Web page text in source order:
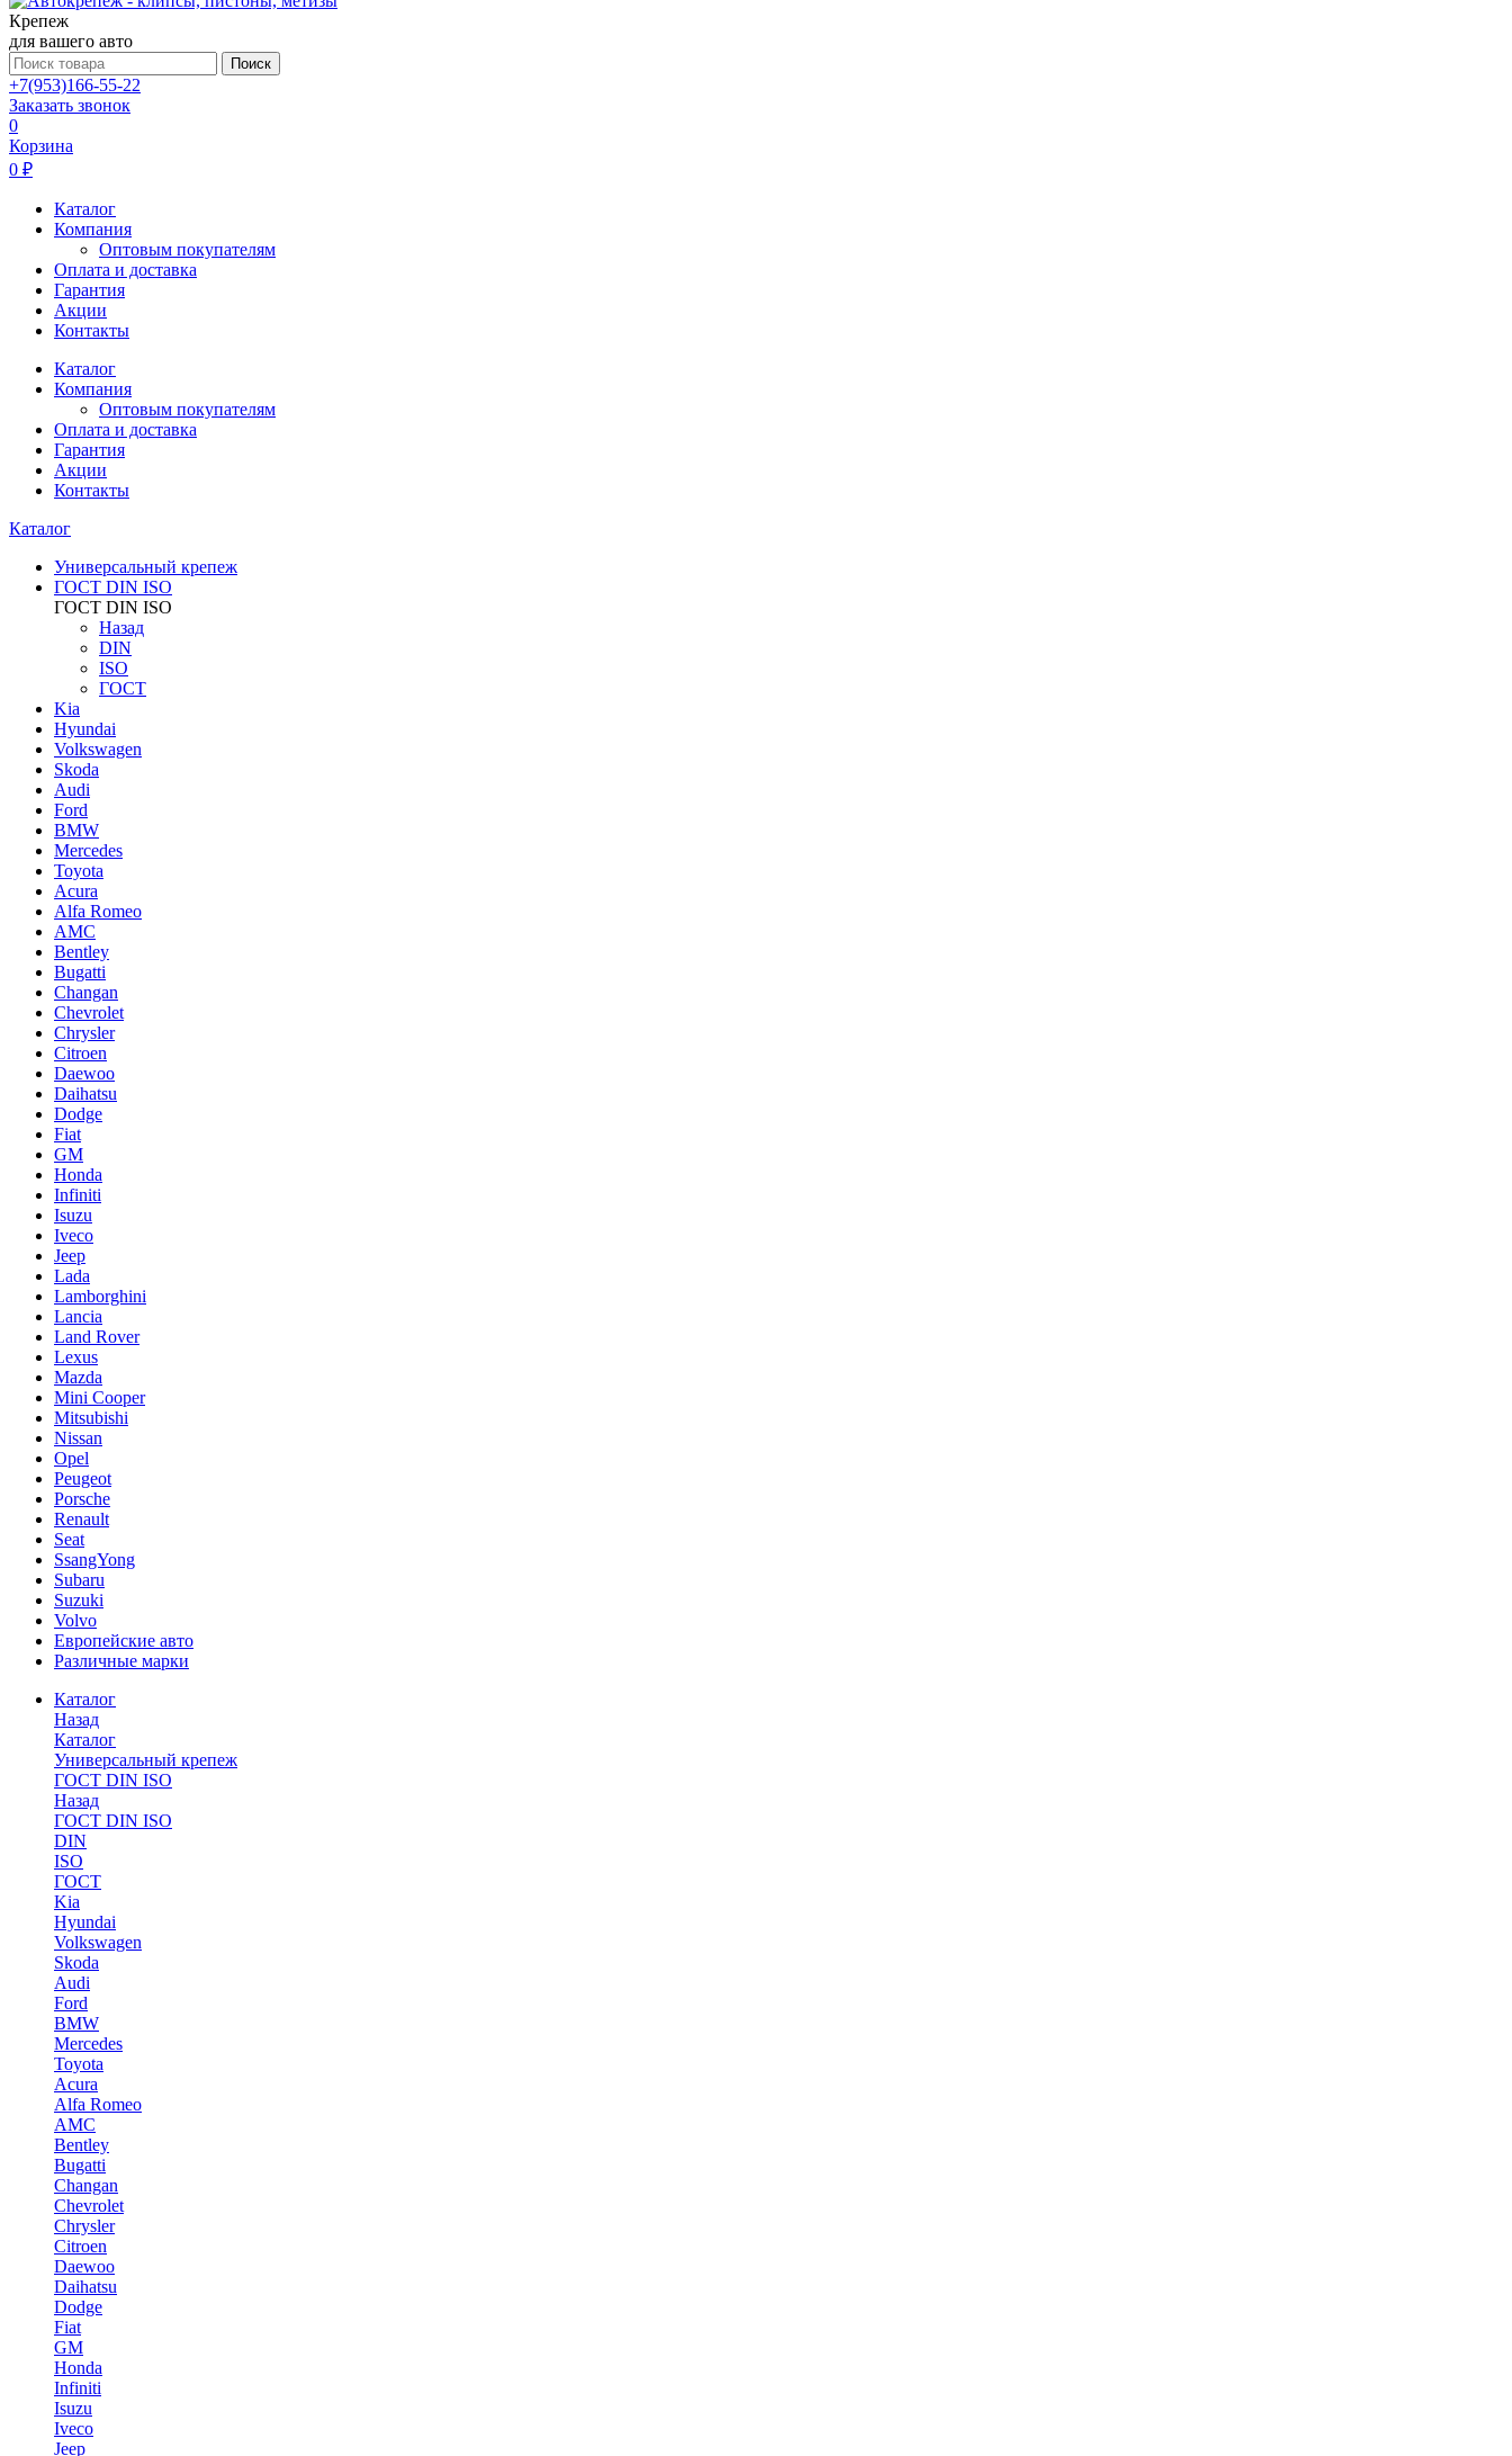
Крепеж
для вашего авто
Поиск
+7(953)166-55-22
Заказать звонок
0
Корзина
0 ₽
Каталог
Компания
Оптовым покупателям
Оплата и доставка
Гарантия
Акции
Контакты
Каталог
Компания
Оптовым покупателям
Оплата и доставка
Гарантия
Акции
Контакты
Каталог
Универсальный крепеж
ГОСТ DIN ISO
ГОСТ DIN ISO
Назад
DIN
ISO
ГОСТ
Kia
Hyundai
Volkswagen
Skoda
Audi
Ford
BMW
Mercedes
Toyota
Acura
Alfa Romeo
AMC
Bentley
Bugatti
Changan
Chevrolet
Chrysler
Citroen
Daewoo
Daihatsu
Dodge
Fiat
GM
Honda
Infiniti
Isuzu
Iveco
Jeep
Lada
Lamborghini
Lancia
Land Rover
Lexus
Mazda
Mini Cooper
Mitsubishi
Nissan
Opel
Peugeot
Porsche
Renault
Seat
SsangYong
Subaru
Suzuki
Volvo
Европейские авто
Различные марки
Каталог
Назад
Каталог
Универсальный крепеж
ГОСТ DIN ISO
Назад
ГОСТ DIN ISO
DIN
ISO
ГОСТ
Kia
Hyundai
Volkswagen
Skoda
Audi
Ford
BMW
Mercedes
Toyota
Acura
Alfa Romeo
AMC
Bentley
Bugatti
Changan
Chevrolet
Chrysler
Citroen
Daewoo
Daihatsu
Dodge
Fiat
GM
Honda
Infiniti
Isuzu
Iveco
Jeep